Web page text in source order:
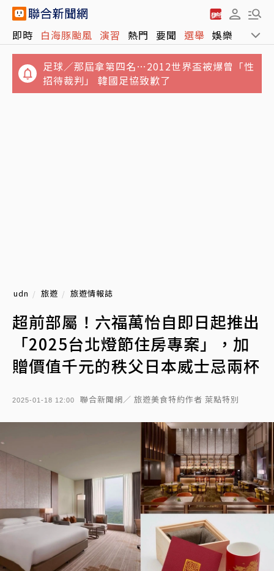
即時 白海豚颱風 演習 熱門 要聞 選舉 娛樂 運動
足球／那屆拿第四名…2012世界盃被爆曾「性
招待裁判」 韓國足協致歉了
udn 旅遊 旅遊情報誌
超前部屬！六福萬怡自即日起推出
「2025台北燈節住房專案」，加
贈價值千元的秩父日本威士忌兩杯
2025-01-18 12:00 聯合新聞網／ 旅遊美食特約作者 萊點特別